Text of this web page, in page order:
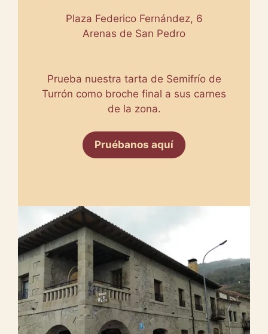
Plaza Federico Fernández, 6
Arenas de San Pedro
Prueba nuestra tarta de Semifrío de
Turrón como broche final a sus carnes
de la zona.
Pruébanos aquí